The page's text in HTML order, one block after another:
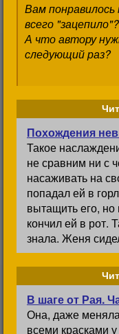
Вам
всего "зацепило"?
А что автору
следующий раз?
Похождения
Такое
не сравним ни с
насаживать на
попадал ей в
вытащить его,
кончил ей в рот.
знала. Женя
В шаге от Рая.
Она, даже
всеми красками